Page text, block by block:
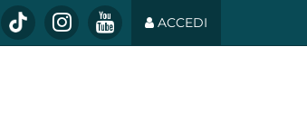
ACCEDI